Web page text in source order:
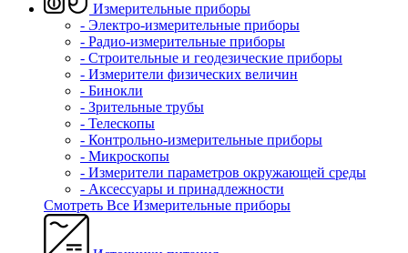
Измерительные приборы
- Электро-измерительные приборы
- Радио-измерительные приборы
- Строительные и геодезические приборы
- Измерители физических величин
- Бинокли
- Зрительные трубы
- Телескопы
- Контрольно-измерительные приборы
- Микроскопы
- Измерители параметров окружающей среды
- Аксессуары и принадлежности
Смотреть Все Измерительные приборы